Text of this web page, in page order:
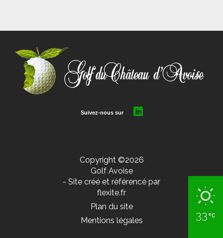
33
Copyright ©2026
Golf Avoise
- Site créé et référencé par
flexite.fr
Plan du site
Mentions légales